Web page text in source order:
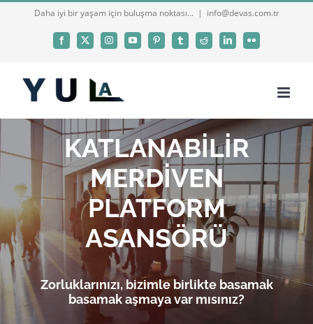
Daha iyi bir yaşam için buluşma noktası... | info@devas.com.tr
Facebook
X InstagramYouTubePinterestTumblrReddit LinkedInFlickr
KATLANABİLİR
MERDİVEN
PLATFORM
ASANSÖRÜ
Zorluklarınızı, bizimle birlikte basamak
basamak aşmaya var mısınız?